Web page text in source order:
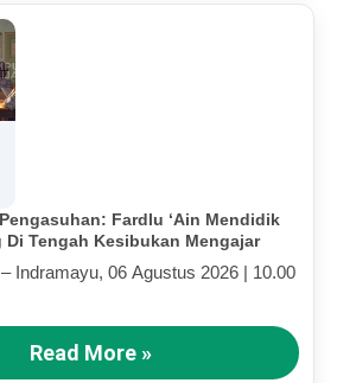
Fardlu ‘Ain Mendidik
Tengah Kesibukan Mengajar
Indramayu, 06 Agustus 2026 | 10.00
Read More »